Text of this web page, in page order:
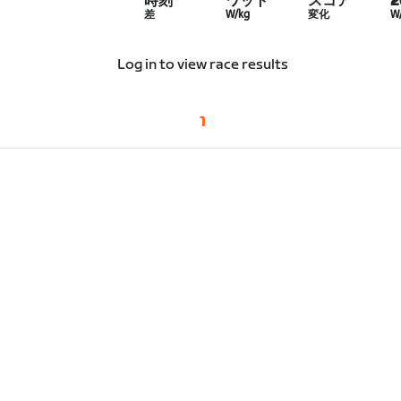
差 W/kg 変化
Log in to view race results
1